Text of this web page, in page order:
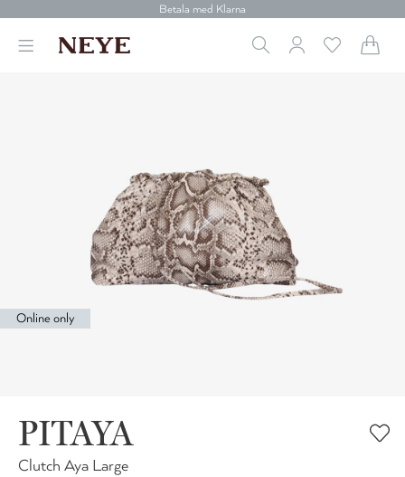
Betala med Klarna
Gratis frakt över 699 kr.
Online only
PITAYA
Clutch Aya Large